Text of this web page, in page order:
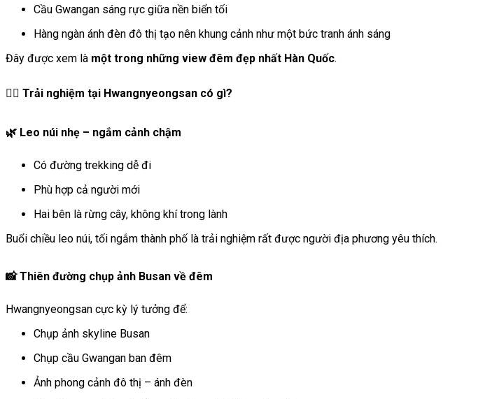
Cầu Gwangan sáng rực giữa nền biển tối
Hàng ngàn ánh đèn đô thị tạo nên khung cảnh như một bức tranh ánh sáng
Đây được xem là một trong những view đêm đẹp nhất Hàn Quốc.
🚶‍♀️ Trải nghiệm tại Hwangnyeongsan có gì?
🌿 Leo núi nhẹ – ngắm cảnh chậm
Có đường trekking dễ đi
Phù hợp cả người mới
Hai bên là rừng cây, không khí trong lành
Buổi chiều leo núi, tối ngắm thành phố là trải nghiệm rất được người địa phương yêu thích.
📸 Thiên đường chụp ảnh Busan về đêm
Hwangnyeongsan cực kỳ lý tưởng để:
Chụp ảnh skyline Busan
Chụp cầu Gwangan ban đêm
Ảnh phong cảnh đô thị – ánh đèn